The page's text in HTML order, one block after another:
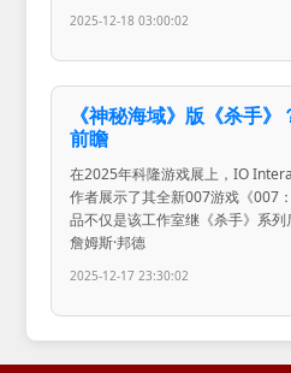
2025-12-18 03:00:02
《神秘海域》版《杀手
前瞻
在2025年科隆游戏展上，IO
作者展示了其全新007游戏《007
品不仅是该工作室继《杀手》系
詹姆斯·邦德
2025-12-17 23:30:02